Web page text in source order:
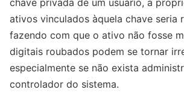
chave privada de um usuário, a
ativos vinculados àquela chave seria
fazendo com que o ativo não fosse
digitais roubados podem se tornar
especialmente se não exista
controlador do sistema.